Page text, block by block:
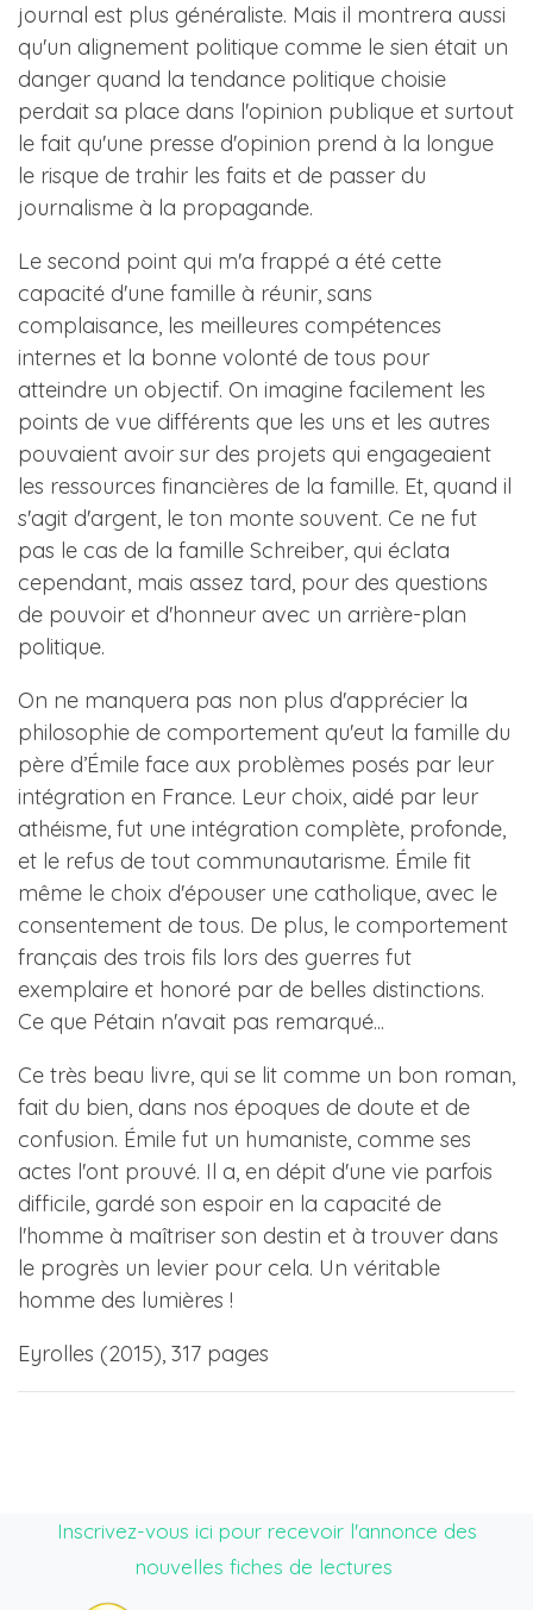
journal est plus généraliste. Mais il montrera aussi
qu'un alignement politique comme le sien était un
danger quand la tendance politique choisie
perdait sa place dans l'opinion publique et surtout
le fait qu'une presse d'opinion prend à la longue
le risque de trahir les faits et de passer du
journalisme à la propagande.
Le second point qui m'a frappé a été cette
capacité d'une famille à réunir, sans
complaisance, les meilleures compétences
internes et la bonne volonté de tous pour
atteindre un objectif. On imagine facilement les
points de vue différents que les uns et les autres
pouvaient avoir sur des projets qui engageaient
les ressources financières de la famille. Et, quand il
s'agit d'argent, le ton monte souvent. Ce ne fut
pas le cas de la famille Schreiber, qui éclata
cependant, mais assez tard, pour des questions
de pouvoir et d'honneur avec un arrière-plan
politique.
On ne manquera pas non plus d'apprécier la
philosophie de comportement qu'eut la famille du
père d’Émile face aux problèmes posés par leur
intégration en France. Leur choix, aidé par leur
athéisme, fut une intégration complète, profonde,
et le refus de tout communautarisme. Émile fit
même le choix d'épouser une catholique, avec le
consentement de tous. De plus, le comportement
français des trois fils lors des guerres fut
exemplaire et honoré par de belles distinctions.
Ce que Pétain n'avait pas remarqué...
Ce très beau livre, qui se lit comme un bon roman,
fait du bien, dans nos époques de doute et de
confusion. Émile fut un humaniste, comme ses
actes l'ont prouvé. Il a, en dépit d'une vie parfois
difficile, gardé son espoir en la capacité de
l'homme à maîtriser son destin et à trouver dans
le progrès un levier pour cela. Un véritable
homme des lumières !
Eyrolles (2015), 317 pages
Inscrivez-vous ici pour recevoir l'annonce des
nouvelles fiches de lectures